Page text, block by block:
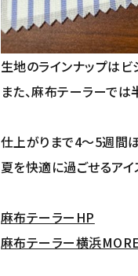
生地のラインナップはビ
また、麻布テーラーでは
仕上がりまで4～5週間
夏を快適に過ごせるアイ
麻布テーラーHP
麻布テーラー横浜